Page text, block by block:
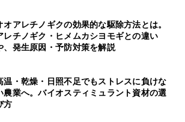
オアレチノギクの効果的な駆除方法とは。
レチノギク・ヒメムカシヨモギとの違い
、発生原因・予防対策を解説
温・乾燥・日照不足でもストレスに負けな
農業へ。バイオスティミュラント資材の選
方